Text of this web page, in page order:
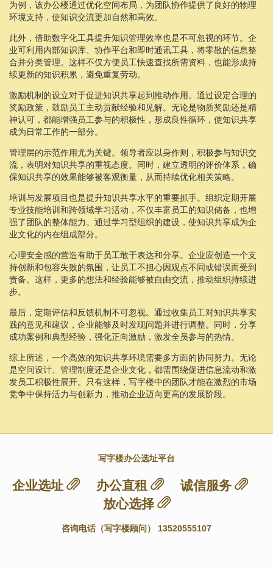
为例，该办公楼通过优化空间布局，为团队协作提供了良好的物理
环境支持，使知识交流更加自然和高效。
此外，借助数字化工具提升知识管理效率也是不可忽视的环节。企
业可利用内部知识库、协作平台和即时通讯工具，将零散的信息整
合并分类管理。这样不仅方便员工快速查找所需资料，也能形成持
续更新的知识积累，避免重复劳动。
激励机制的设立对于促进知识共享起到推动作用。通过设定合理的
奖励政策，鼓励员工主动贡献经验和见解。无论是物质奖励还是精
神认可，都能增强员工参与的积极性，形成良性循环，使知识共享
成为日常工作的一部分。
管理层的示范作用尤为关键。领导者应以身作则，积极参与知识交
流，表明对知识共享的重视态度。同时，建立透明的评价体系，确
保知识共享的效果能够被客观衡量，从而持续优化相关策略。
培训与发展项目也是提升知识共享水平的重要抓手。组织定期开展
专业技能培训和跨领域学习活动，不仅丰富员工的知识储备，也增
强了团队的整体能力。通过学习型组织的建设，使知识共享成为企
业文化的内在组成部分。
心理安全感的营造有助于员工敢于表达和分享。企业应创造一个支
持创新和包容失败的氛围，让员工不担心因观点不同或错误而受到
责备。这样，更多的想法和经验能够被自由交流，推动组织持续进
步。
最后，定期评估和反馈机制不可忽视。通过收集员工对知识共享实
践的意见和建议，企业能够及时发现问题并进行调整。同时，分享
成功案例和典型经验，强化正向激励，激发全员参与的热情。
综上所述，一个高效的知识共享环境需要多方面的协同努力。无论
是空间设计、管理制度还是企业文化，都需围绕促进信息流动和激
发员工积极性展开。只有这样，写字楼中的团队才能在激烈的市场
竞争中保持活力与创新力，推动企业迈向更高的发展阶段。
写字楼办公选址平台
企业选址 办公直租
诚信服务
放心选择
咨询电话（写字楼顾问） 13520555107